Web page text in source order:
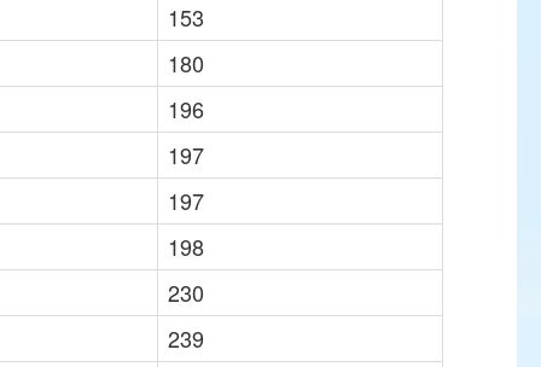
153
180
196
197
197
198
230
239